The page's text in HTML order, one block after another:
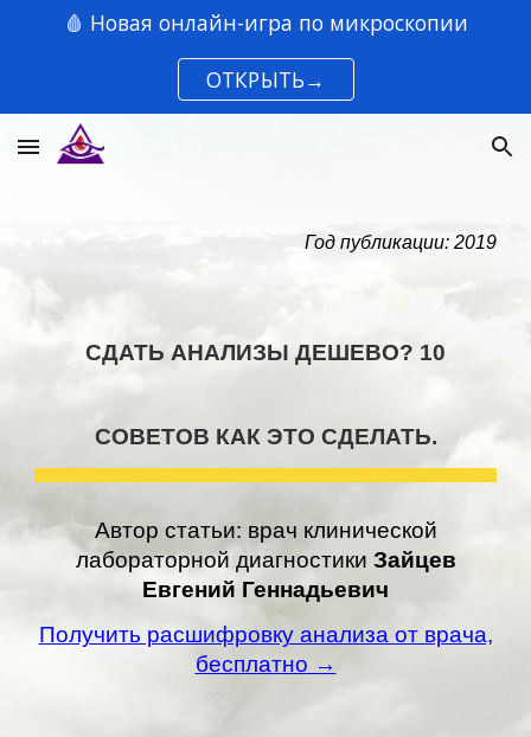
🩸 Новая онлайн-игра по микроскопии
ОТКРЫТЬ→
Год публикации: 2019
СДАТЬ АНАЛИЗЫ ДЕШЕВО? 10
СОВЕТОВ КАК ЭТО СДЕЛАТЬ.
Автор статьи: врач клинической
лабораторной диагностики Зайцев
Евгений Геннадьевич
Получить расшифровку анализа от врача,
бесплатно →